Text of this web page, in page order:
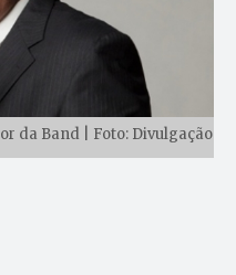
da Band | Foto: Divulgação